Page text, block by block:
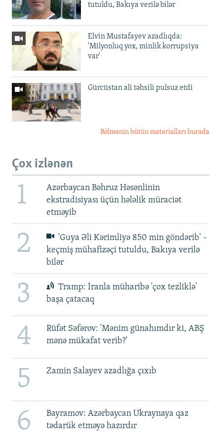
tutuldu, Bakıya verilə bilər
Elvin Mustafayev azadlıqda:
'Milyonluq yox, minlik korrupsiya
var'
Gürcüstan ali təhsili pulsuz etdi
Bölmənin bütün materialları burada
Çox izlənən
1
Azərbaycan Bəhruz Həsənlinin
ekstradisiyası üçün hələlik müraciət
etməyib
2
'Guya Əli Kərimliyə 850 min göndərib' –
keçmiş mühafizəçi tutuldu, Bakıya verilə
bilər
3
Tramp: İranla müharibə 'çox tezliklə'
başa çatacaq
4
Rüfət Səfərov: 'Mənim günahımdır ki, ABŞ
mənə mükafat verib?'
5 Zamin Salayev azadlığa çıxıb
6
Bayramov: Azərbaycan Ukraynaya qaz
tədarük etməyə hazırdır